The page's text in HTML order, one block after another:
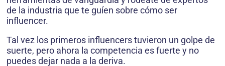
de la industria que te guíen sobre cómo ser
influencer.
Tal vez los primeros influencers tuvieron un golpe de
suerte, pero ahora la competencia es fuerte y no
puedes dejar nada a la deriva.